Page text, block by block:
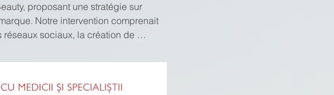
proposant une stratégie sur
Notre intervention comprenait
sociaux, la création de
réguliers au PDG. Ces efforts ont
la base de données clients de 25